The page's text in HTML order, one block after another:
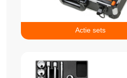
Actie sets